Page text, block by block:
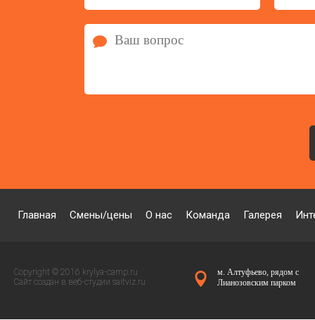
Главная Смены/цены О нас Команда Галерея
Copyright © 2016 krylya-camp.ru
Сайт создан в веб-студии saitviz.ru
м. Алтуфьево, рядом с
Лианозовским парком